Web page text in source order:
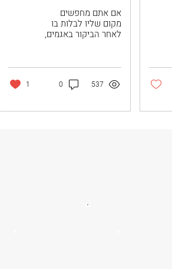
אם אתם מחפשים
מקום שליו לבלות בו
לאחר הביקור באגמים,
העיר מתגאה במספר
גבוה במיוחד של
פארקים וגנים...
537
0
1